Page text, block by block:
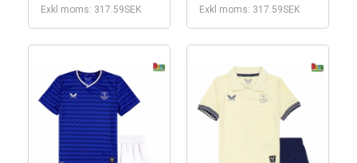
Exkl moms: 317.59SEK Exkl moms: 317.59SEK